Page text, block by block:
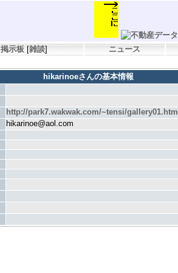
掲示板 [雑談] ニュース
hikarinoeさんの基本情報
http://park7.wakwak.com/~tensi/gallery01.htm
hikarinoe@aol.com